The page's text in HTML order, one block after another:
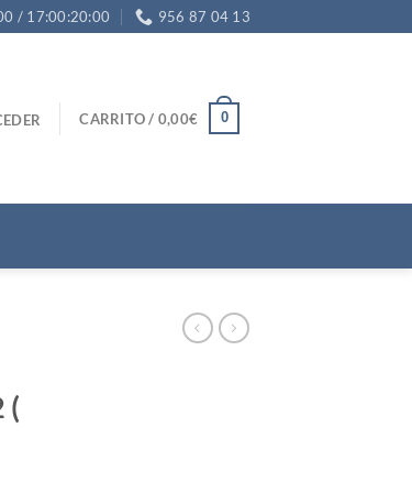
/ 17:00:20:00 956 87 04 13
CARRITO / 0,00€ 0
(